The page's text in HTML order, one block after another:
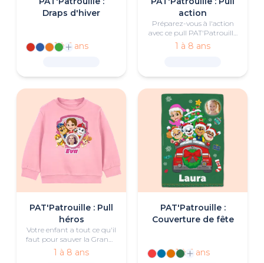
Draps d'hiver
1 à 6 ans
action
Préparez-vous à l'action
avec ce pull PAT'Patrouille
personnalisé, beau et
confortable.
1 à 8 ans
PAT'Patrouille : Pull
héros
Votre enfant a tout ce qu'il
faut pour sauver la Grande
Vallée bien au chaud dans
ce pull PAT'Patrouille
1 à 8 ans
PAT'Patrouille :
Couverture de fête
1 à 6 ans